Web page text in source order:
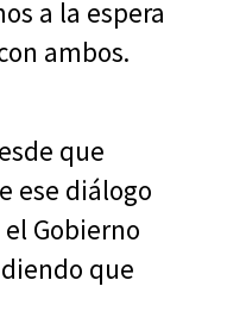
a la espera
ambos.
que
ese diálogo
Gobierno
que